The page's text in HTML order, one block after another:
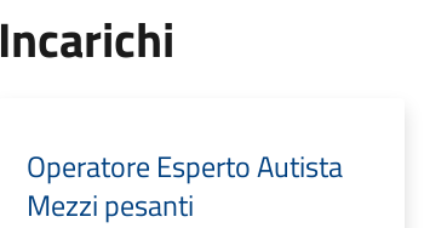
Incarichi
Operatore Esperto Autista
Mezzi pesanti